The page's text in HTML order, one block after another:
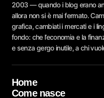
2003 — quando i blog erano
allora non si è mai fermato.
grafica, cambiati i mercati e i
fondo: che l’economia e la
e senza gergo inutile, a chi
Home
Come nasce